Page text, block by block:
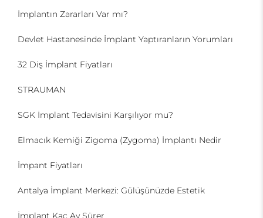
İmplantın Zararları Var mı?
Devlet Hastanesinde İmplant Yaptıranların Yorumları
32 Diş İmplant Fiyatları
STRAUMAN
SGK İmplant Tedavisini Karşılıyor mu?
Elmacık Kemiği Zigoma (Zygoma) İmplantı Nedir
İmpant Fiyatları
Antalya İmplant Merkezi: Gülüşünüzde Estetik
İmplant Kaç Ay Sürer